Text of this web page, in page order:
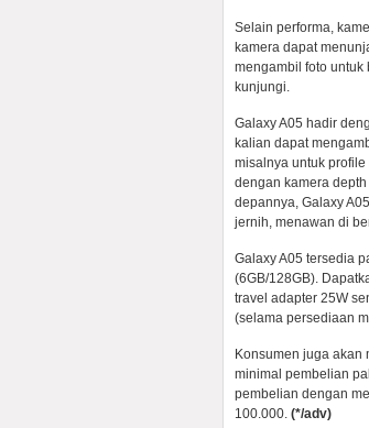
Selain performa,
kamera dapat
mengambil foto untuk
kunjungi.
Galaxy A05 hadir
kalian dapat
misalnya untuk
dengan kamera
depannya, Galaxy
jernih, menawan di
Galaxy A05 tersedia
(6GB/128GB).
travel adapter 25W
(selama persediaan
Konsumen juga akan
minimal pembelian
pembelian dengan
100.000. (*/adv)